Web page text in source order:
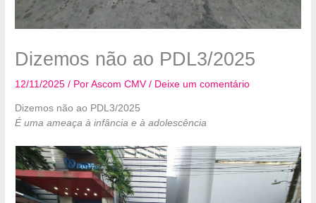
Dizemos não ao PDL3/2025
12/11/2025/ PorAscom CMV/ Deixe um comentário
Dizemos não ao PDL3/2025
É uma ameaça à infância e à adolescência